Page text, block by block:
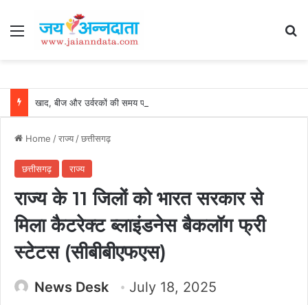
Menu
Home /राज्य/छत्तीसगढ़
छत्तीसगढ़ राज्य
राज्य के 11 जिलों को भारत सरकार से
मिला कैटरेक्ट ब्लाइंडनेस बैकलॉग फ्री
स्टेटस (सीबीबीएफएस)
News Desk
July 18, 2025